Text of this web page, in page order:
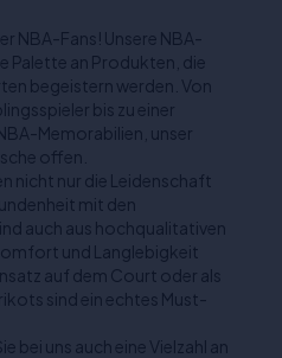
NBA-Fans! Unsere NBA-
Palette an Produkten, die
begeistern werden. Von
bis zu einer
Memorabilien, unser
offen.
nicht nur die Leidenschaft
mit den
auch aus hochqualitativen
und Langlebigkeit
auf dem Court oder als
sind ein echtes Must-
bei uns auch eine Vielzahl an